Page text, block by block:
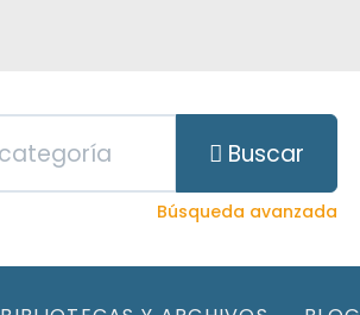
Buscar
Búsqueda avanzada